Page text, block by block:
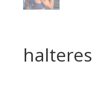
halteres